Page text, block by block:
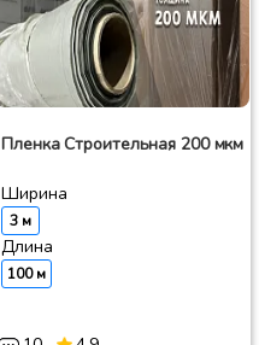
Пленка Строительная 200 мкм
Ширина
3 м
Длина
100 м